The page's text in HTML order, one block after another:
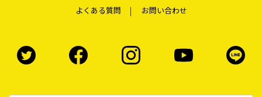
よくある質問
お問い合わせ